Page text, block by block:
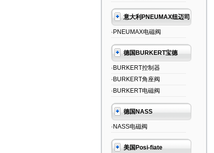
意大利PNEUMAX纽迈司
·PNEUMAX电磁阀
德国BURKERT宝德
·BURKERT控制器
·BURKERT角座阀
·BURKERT电磁阀
德国NASS
·NASS电磁阀
美国Posi-fiate